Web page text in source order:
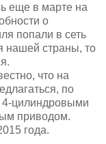
еще в марте на
о
попали в сеть
нашей страны, то
что на
по
цилиндровыми
приводом.
года.